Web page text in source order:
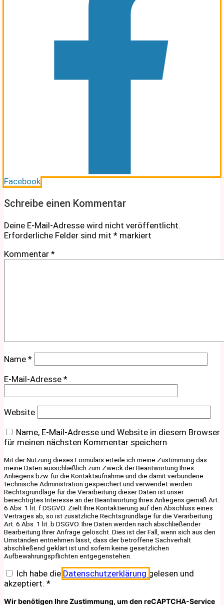
Facebook
Schreibe einen Kommentar
Deine E-Mail-Adresse wird nicht veröffentlicht.
Erforderliche Felder sind mit * markiert
Kommentar *
Name *
E-Mail-Adresse *
Website
Name, E-Mail-Adresse und Website in diesem Browser
für meinen nächsten Kommentar speichern.
Mit der Nutzung dieses Formulars erteile ich meine Zustimmung das
meine Daten ausschließlich zum Zweck der Beantwortung Ihres
Anliegens bzw. für die Kontaktaufnahme und die damit verbundene
technische Administration gespeichert und verwendet werden.
Rechtsgrundlage für die Verarbeitung dieser Daten ist unser
berechtigtes Interesse an der Beantwortung Ihres Anliegens gemäß Art.
6 Abs. 1 lit. f DSGVO. Zielt Ihre Kontaktierung auf den Abschluss eines
Vertrages ab, so ist zusätzliche Rechtsgrundlage für die Verarbeitung
Art. 6 Abs. 1 lit. b DSGVO. Ihre Daten werden nach abschließender
Bearbeitung Ihrer Anfrage gelöscht. Dies ist der Fall, wenn sich aus den
Umständen entnehmen lässt, dass der betroffene Sachverhalt
abschließend geklärt ist und sofern keine gesetzlichen
Aufbewahrungspflichten entgegenstehen.
Ich habe die Datenschutzerklärung gelesen und
akzeptiert. *
Wir benötigen Ihre Zustimmung, um den reCAPTCHA-Service